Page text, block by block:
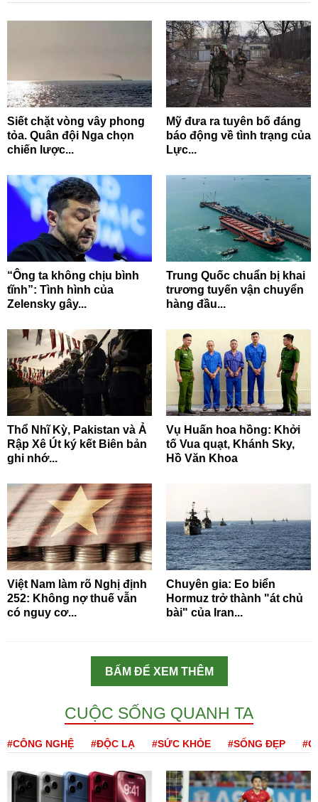
Siết chặt vòng vây phong
tỏa. Quân đội Nga chọn
chiến lược...
Mỹ đưa ra tuyên bố đáng
báo động về tình trạng của
Lực...
“Ông ta không chịu bình
tĩnh”: Tình hình của
Zelensky gây...
Trung Quốc chuẩn bị khai
trương tuyến vận chuyển
hàng đầu...
Thổ Nhĩ Kỳ, Pakistan và Ả
Rập Xê Út ký kết Biên bản
ghi nhớ...
Vụ Huấn hoa hồng: Khởi
tố Vua quạt, Khánh Sky,
Hồ Văn Khoa
Việt Nam làm rõ Nghị định
252: Không nợ thuế vẫn
có nguy cơ...
Chuyên gia: Eo biển
Hormuz trở thành "át chủ
bài" của Iran...
BẤM ĐỂ XEM THÊM
CUỘC SỐNG QUANH TA
#CÔNG NGHỆ #ĐỘC LẠ #SỨC KHỎE #SỐNG ĐẸP